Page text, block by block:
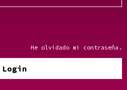
He olvidado mi contraseña.
Login